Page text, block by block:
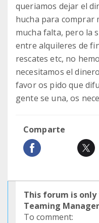
queriamos dejar el
hucha para comprar
mucha falta, pero la
entre alquileres de
rescates etc, no
necesitamos el
favor os pido que
gente se una, os
Comparte
This forum is
Teaming
To comment: